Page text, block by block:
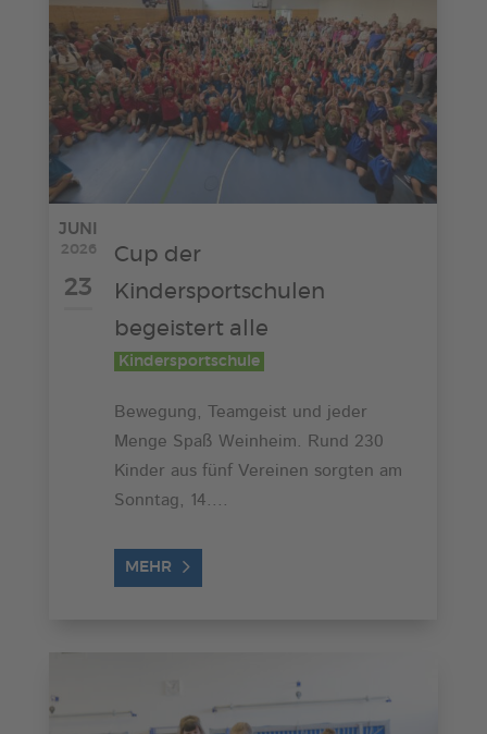
JUNI
2026
23
Cup der
Kindersportschulen
begeistert alle
Kindersportschule
Bewegung, Teamgeist und jeder
Menge Spaß Weinheim. Rund 230
Kinder aus fünf Vereinen sorgten am
Sonntag, 14....
MEHR